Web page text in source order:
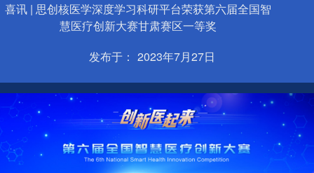
喜讯 | 思创核医学深度学习科研平台荣获第六届全国智
慧医疗创新大赛甘肃赛区一等奖
发布于： 2023年7月27日